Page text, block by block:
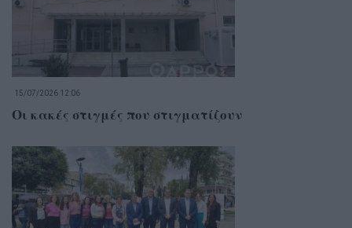
15/07/2026 12:06
Οι κακές στιγμές που στιγματίζουν